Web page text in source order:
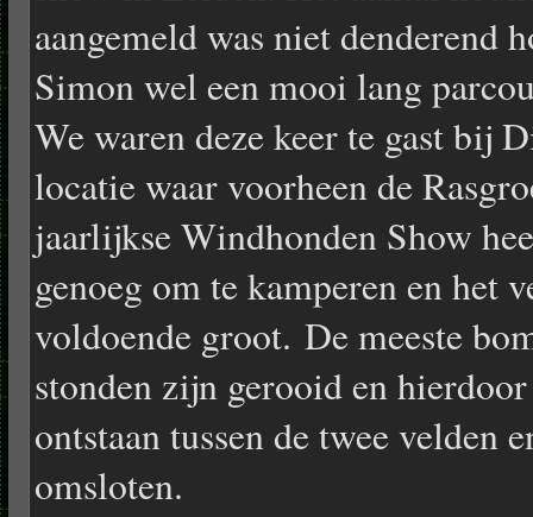
aangemeld was niet denderend
Simon wel een mooi lang
We waren deze keer te gast bij
locatie waar voorheen de
jaarlijkse Windhonden Show
genoeg om te kamperen en het
voldoende groot. De meeste
stonden zijn gerooid en
ontstaan tussen de twee velden
omsloten.